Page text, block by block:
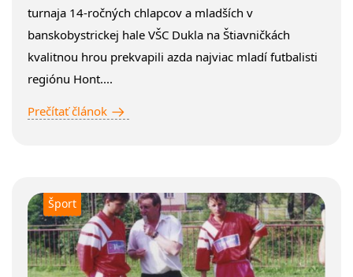
turnaja 14-ročných chlapcov a mladších v
banskobystrickej hale VŠC Dukla na Štiavničkách
kvalitnou hrou prekvapili azda najviac mladí futbalisti
regiónu Hont....
Prečítať článok
Šport